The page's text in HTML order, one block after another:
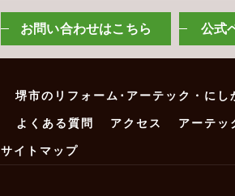
お問い合わせはこちら 公式
堺市のリフォーム･アーテック・にし
よくある質問 アクセス アーテッ
サイトマップ